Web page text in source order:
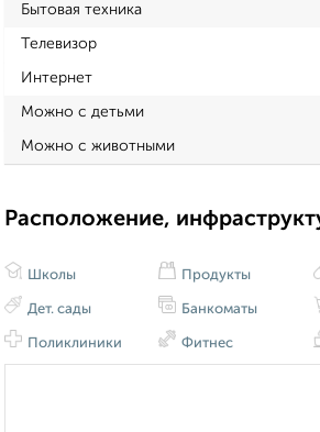
Бытовая техника
Телевизор
Интернет
Можно с детьми
Можно с животными
Расположение,
Школы
Дет. сады
Поликлиники
Продукты
Банкоматы
Фитнес